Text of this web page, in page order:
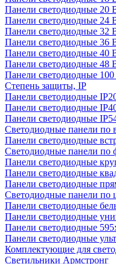
Панели светодиодные 20
Панели светодиодные 24
Панели светодиодные 32
Панели светодиодные 36
Панели светодиодные 40
Панели светодиодные 48
Панели светодиодные
Степень защиты, IP
Панели светодиодные
Панели светодиодные
Панели светодиодные
Светодиодные панели по
Панели светодиодные
Светодиодные панели по
Панели светодиодные
Панели светодиодные
Панели светодиодные
Светодиодные панели по
Панели светодиодные
Панели светодиодные
Панели светодиодные
Панели светодиодные
Комплектующие для
Светильники Армстронг